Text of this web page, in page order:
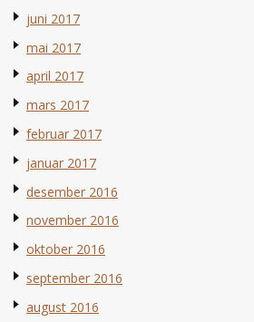
juni 2017
mai 2017
april 2017
mars 2017
februar 2017
januar 2017
desember 2016
november 2016
oktober 2016
september 2016
august 2016